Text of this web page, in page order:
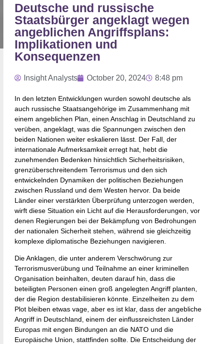
Deutsche und russische
Staatsbürger angeklagt wegen
angeblichen Angriffsplans:
Implikationen und
Konsequenzen
Insight Analysts October 20, 2024 8:48 pm
In den letzten Entwicklungen wurden sowohl deutsche als
auch russische Staatsangehörige im Zusammenhang mit
einem angeblichen Plan, einen Anschlag in Deutschland zu
verüben, angeklagt, was die Spannungen zwischen den
beiden Nationen weiter eskalieren lässt. Der Fall, der
internationale Aufmerksamkeit erregt hat, hebt die
zunehmenden Bedenken hinsichtlich Sicherheitsrisiken,
grenzüberschreitendem Terrorismus und den sich
entwickelnden Dynamiken der politischen Beziehungen
zwischen Russland und dem Westen hervor. Da beide
Länder einer verstärkten Überprüfung unterzogen werden,
wirft diese Situation ein Licht auf die Herausforderungen, vor
denen Regierungen bei der Bekämpfung von Bedrohungen
der nationalen Sicherheit stehen, während sie gleichzeitig
komplexe diplomatische Beziehungen navigieren.
Die Anklagen, die unter anderem Verschwörung zur
Terrorismusverübung und Teilnahme an einer kriminellen
Organisation beinhalten, deuten darauf hin, dass die
beteiligten Personen einen groß angelegten Angriff planten,
der die Region destabilisieren könnte. Einzelheiten zu dem
Plot bleiben etwas vage, aber es ist klar, dass der angebliche
Angriff in Deutschland, einem der einflussreichsten Länder
Europas mit engen Bindungen an die NATO und die
Europäische Union, stattfinden sollte. Die Entscheidung der